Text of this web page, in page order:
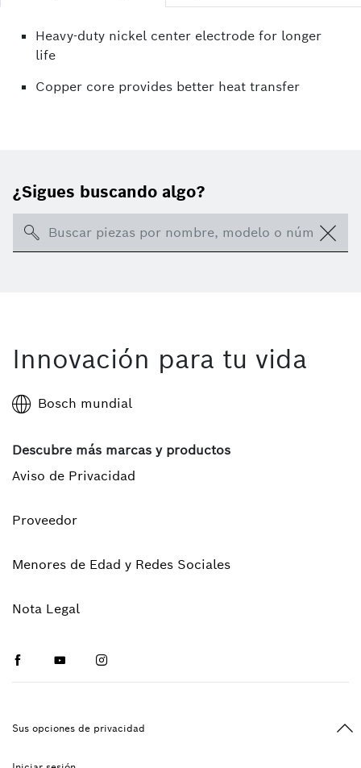
Heavy-duty nickel center electrode for longer
life
Copper core provides better heat transfer
¿Sigues buscando algo?
Search
Innovación para tu vida
Bosch mundial
Descubre más marcas y productos
Aviso de Privacidad
Proveedor
Menores de Edad y Redes Sociales
Nota Legal
FacebookYoutubeInstagram
Sus opciones de privacidad